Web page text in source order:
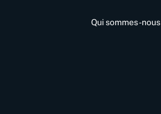
Qui sommes-nous